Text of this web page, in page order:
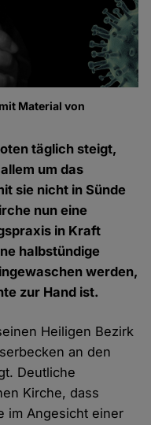
Material von
täglich steigt,
um das
sie nicht in Sünde
nun eine
in Kraft
halbstündige
werden,
zur Hand ist.
Heiligen Bezirk
an den
Deutliche
Kirche, dass
im Angesicht einer